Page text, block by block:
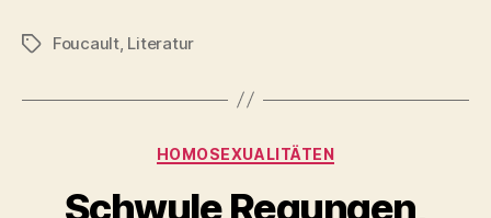
Schlagwörter
Foucault, Literatur
Kategorien
HOMOSEXUALITÄTEN